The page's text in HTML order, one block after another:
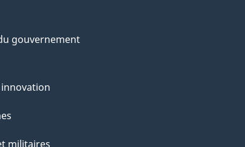
gouvernement
militaires